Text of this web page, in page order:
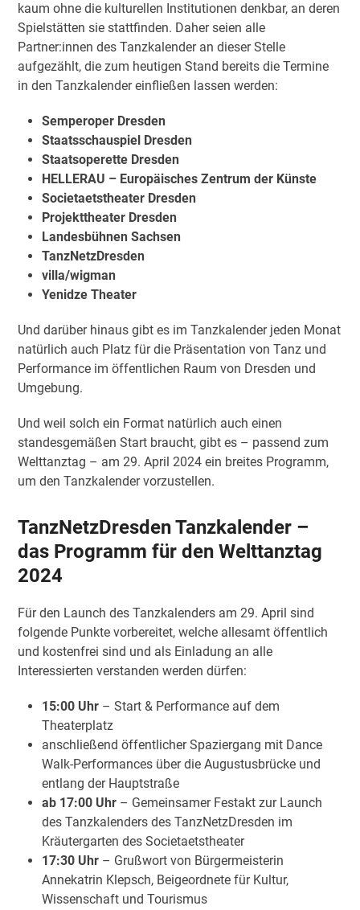
kaum ohne die kulturellen Institutionen denkbar, an deren
Spielstätten sie stattfinden. Daher seien alle
Partner:innen des Tanzkalender an dieser Stelle
aufgezählt, die zum heutigen Stand bereits die Termine
in den Tanzkalender einfließen lassen werden:
Semperoper Dresden
Staatsschauspiel Dresden
Staatsoperette Dresden
HELLERAU – Europäisches Zentrum der Künste
Societaetstheater Dresden
Projekttheater Dresden
Landesbühnen Sachsen
TanzNetzDresden
villa/wigman
Yenidze Theater
Und darüber hinaus gibt es im Tanzkalender jeden Monat
natürlich auch Platz für die Präsentation von Tanz und
Performance im öffentlichen Raum von Dresden und
Umgebung.
Und weil solch ein Format natürlich auch einen
standesgemäßen Start braucht, gibt es – passend zum
Welttanztag – am 29. April 2024 ein breites Programm,
um den Tanzkalender vorzustellen.
TanzNetzDresden Tanzkalender –
das Programm für den Welttanztag
2024
Für den Launch des Tanzkalenders am 29. April sind
folgende Punkte vorbereitet, welche allesamt öffentlich
und kostenfrei sind und als Einladung an alle
Interessierten verstanden werden dürfen:
15:00 Uhr – Start & Performance auf dem
Theaterplatz
anschließend öffentlicher Spaziergang mit Dance
Walk-Performances über die Augustusbrücke und
entlang der Hauptstraße
ab 17:00 Uhr – Gemeinsamer Festakt zur Launch
des Tanzkalenders des TanzNetzDresden im
Kräutergarten des Societaetstheater
17:30 Uhr – Grußwort von Bürgermeisterin
Annekatrin Klepsch, Beigeordnete für Kultur,
Wissenschaft und Tourismus